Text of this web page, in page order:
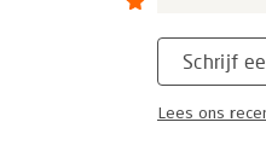
Schrijf
Lees ons